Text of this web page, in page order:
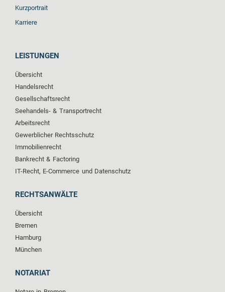
Kurzportrait
Karriere
LEISTUNGEN
Übersicht
Handelsrecht
Gesellschaftsrecht
Seehandels- & Transportrecht
Arbeitsrecht
Gewerblicher Rechtsschutz
Immobilienrecht
Bankrecht & Factoring
IT-Recht, E-Commerce und Datenschutz
RECHTSANWÄLTE
Übersicht
Bremen
Hamburg
München
NOTARIAT